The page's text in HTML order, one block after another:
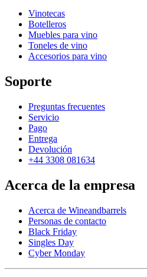
Vinotecas
Botelleros
Muebles para vino
Toneles de vino
Accesorios para vino
Soporte
Preguntas frecuentes
Servicio
Pago
Entrega
Devolución
+44 3308 081634
Acerca de la empresa
Acerca de Wineandbarrels
Personas de contacto
Black Friday
Singles Day
Cyber Monday